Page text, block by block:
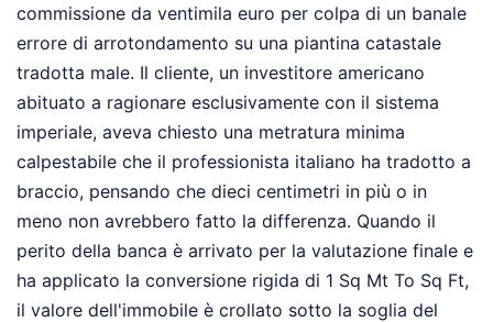
commissione da ventimila euro per colpa di un banale
errore di arrotondamento su una piantina catastale
tradotta male. Il cliente, un investitore americano
abituato a ragionare esclusivamente con il sistema
imperiale, aveva chiesto una metratura minima
calpestabile che il professionista italiano ha tradotto a
braccio, pensando che dieci centimetri in più o in
meno non avrebbero fatto la differenza. Quando il
perito della banca è arrivato per la valutazione finale e
ha applicato la conversione rigida di 1 Sq Mt To Sq Ft,
il valore dell'immobile è crollato sotto la soglia del